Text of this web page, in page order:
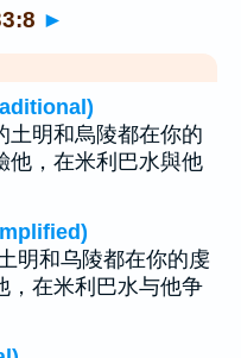
►
土明和烏陵都在你的
他，在米利巴水與他
明和乌陵都在你的虔
，在米利巴水与他争